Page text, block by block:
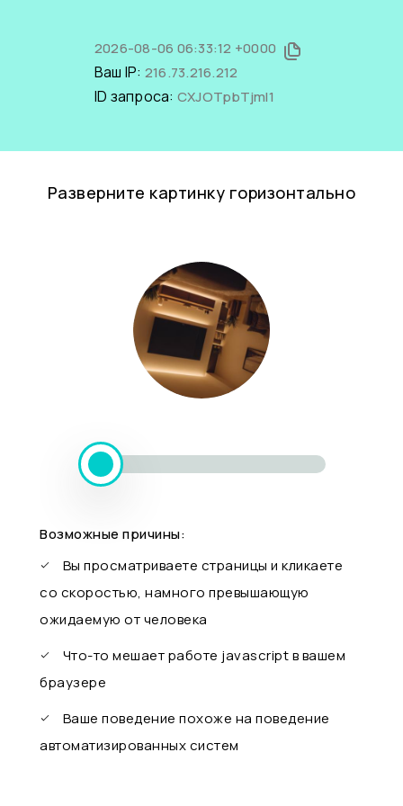
2026-08-06 06:33:12 +0000
Ваш IP: 216.73.216.212
ID запроса: CXJOTpbTjmI1
Разверните картинку горизонтально
Возможные причины:
Вы просматриваете страницы и кликаете
со скоростью, намного превышающую
ожидаемую от человека
Что-то мешает работе javascript в вашем
браузере
Ваше поведение похоже на поведение
автоматизированных систем